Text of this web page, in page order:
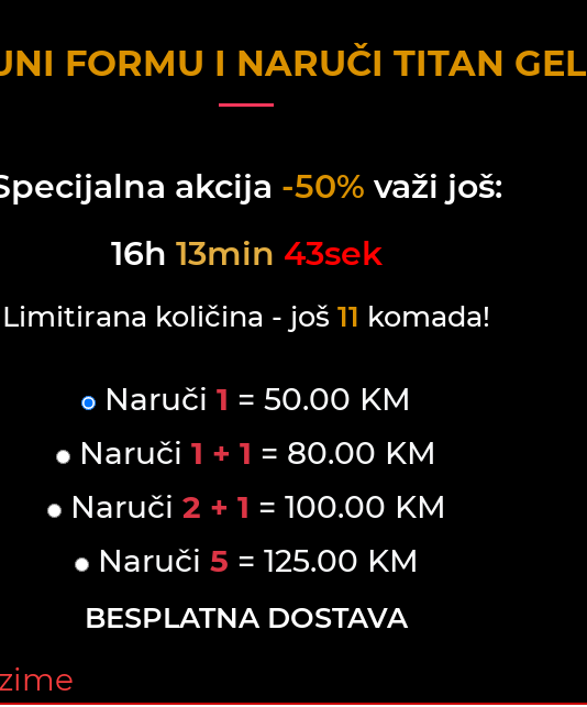
FORMU I NARUČI TITAN GEL
akcija -50% važi još:
16h 13min 43sek
Limitirana količina - još 11 komada!
Naruči 1 = 50.00 KM
Naruči 1 + 1 = 80.00 KM
Naruči 2 + 1 = 100.00 KM
Naruči 5 = 125.00 KM
BESPLATNA DOSTAVA